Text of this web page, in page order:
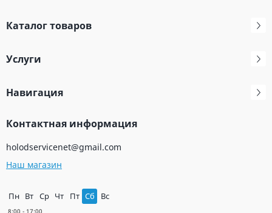
Каталог товаров
Услуги
Навигация
Контактная информация
holodservicenet@gmail.com
Наш магазин
Пн Вт Ср Чт Пт Сб Вс